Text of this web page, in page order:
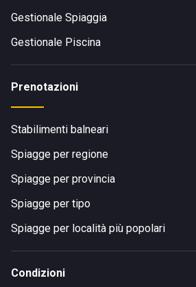
Gestionale Spiaggia
Gestionale Piscina
Prenotazioni
Stabilimenti balneari
Spiagge per regione
Spiagge per provincia
Spiagge per tipo
Spiagge per località più popolari
Condizioni